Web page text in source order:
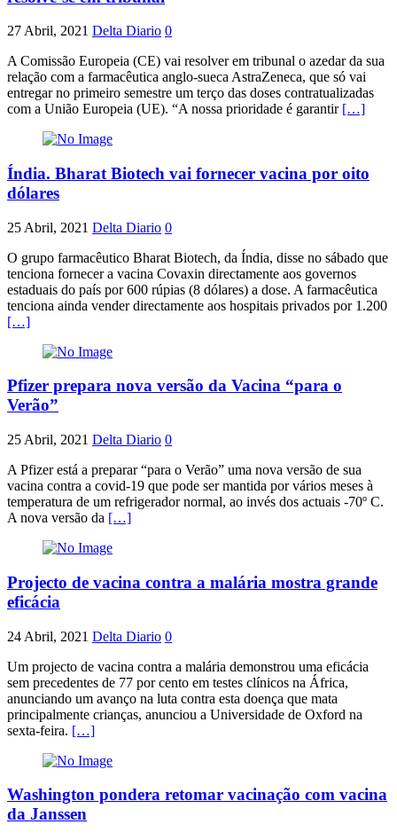
27 Abril, 2021 Delta Diario 0
A Comissão Europeia (CE) vai resolver em tribunal o azedar da sua
relação com a farmacêutica anglo-sueca AstraZeneca, que só vai
entregar no primeiro semestre um terço das doses contratualizadas
com a União Europeia (UE). “A nossa prioridade é garantir […]
Índia. Bharat Biotech vai fornecer vacina por oito
dólares
25 Abril, 2021 Delta Diario 0
O grupo farmacêutico Bharat Biotech, da Índia, disse no sábado que
tenciona fornecer a vacina Covaxin directamente aos governos
estaduais do país por 600 rúpias (8 dólares) a dose. A farmacêutica
tenciona ainda vender directamente aos hospitais privados por 1.200
[…]
Pfizer prepara nova versão da Vacina “para o
Verão”
25 Abril, 2021 Delta Diario 0
A Pfizer está a preparar “para o Verão” uma nova versão de sua
vacina contra a covid-19 que pode ser mantida por vários meses à
temperatura de um refrigerador normal, ao invés dos actuais -70º C.
A nova versão da […]
Projecto de vacina contra a malária mostra grande
eficácia
24 Abril, 2021 Delta Diario 0
Um projecto de vacina contra a malária demonstrou uma eficácia
sem precedentes de 77 por cento em testes clínicos na África,
anunciando um avanço na luta contra esta doença que mata
principalmente crianças, anunciou a Universidade de Oxford na
sexta-feira. […]
Washington pondera retomar vacinação com vacina
da Janssen